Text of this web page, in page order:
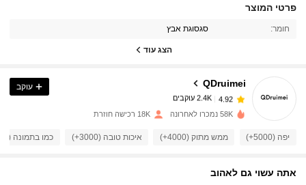
פרטי המוצר
חומר: סגסוגת אבץ
הצג עוד
QDruimei
t***n שילםלפני יום אחד
4.92 2.4K עוקבים
4.92 2.4K עוקבים
עוקב
58K נמכרו לאחרונה 18K רכישה חוזרת
יפה (5000+) ממש מתוק (4000+) איכות טובה (3000+) כמו בתמונה (3000+)
אתה עשוי גם לאהוב